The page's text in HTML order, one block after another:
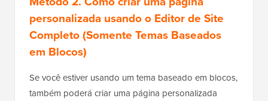
personalizada usando o Editor de Site
Completo (Somente Temas Baseados
em Blocos)
Se você estiver usando um tema baseado em blocos,
também poderá criar uma página personalizada